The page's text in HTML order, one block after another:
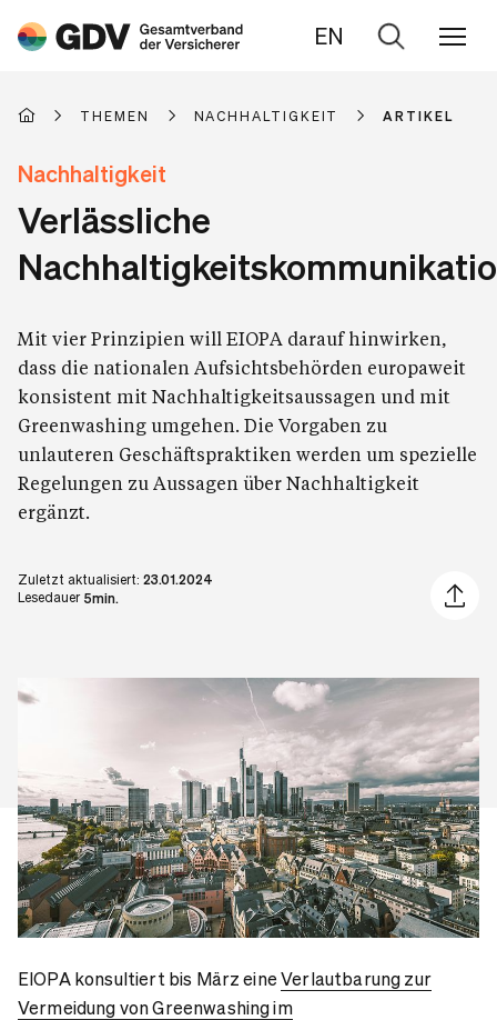
EN
Zur
THEMEN NACHHALTIGKEIT ARTIKEL
Nachhaltigkeit
Verlässliche
Mit vier Prinzipien will EIOPA darauf hinwirken,
dass die nationalen Aufsichtsbehörden europaweit
konsistent mit Nachhaltigkeitsaussagen und mit
Greenwashing umgehen. Die Vorgaben zu
unlauteren Geschäftspraktiken werden um spezielle
Regelungen zu Aussagen über Nachhaltigkeit
ergänzt.
Zuletzt aktualisiert: 23.01.2024
Lesedauer 5min.
Artikel
EIOPA konsultiert bis März eineVerlautbarung zur
Vermeidung von Greenwashing im